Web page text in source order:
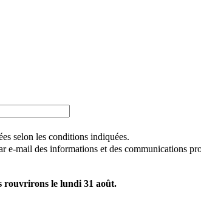
selon les conditions indiquées.
e-mail des informations et des communications
rouvrirons le lundi 31 août.